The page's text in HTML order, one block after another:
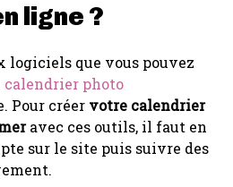
ligne ?
logiciels que vous pouvez
calendrier photo
Pour créer votre calendrier
avec ces outils, il faut en
sur le site puis suivre des